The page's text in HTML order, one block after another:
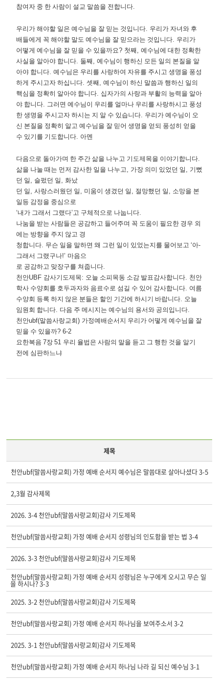
참여자 중 한 사람이 설교 말씀을 전합니다.
우리가 해야할 일은 예수님을 잘 믿는 것입니다. 우리가 자녀와 후
배들에게 꼭 해야할 말도 예수님을 잘 믿으라는 것입니다. 우리가
어떻게 예수님을 잘 믿을 수 있을까요? 첫째 ,예수님에 대한 정확한
사실을 알아야 합니다. 둘째 ,예수님이 행하신 모든 일의 본질을 알
아야 합니다.예수님은 우리를 사랑하여 자유를 주시고 생명을 풍성
하게 주시고자 하십니다.셋째 ,예수님이 하신 말씀과 행하신 일의
핵심을 정확히 알아야 합니다. 십자가의 사랑과 부활의 능력을 알아
야 합니다. 그러면 예수님이 우리를 얼마나 우리를 사랑하시고 풍성
한 생명을 주시고자 하시는 지 알 수 있습니다. 우리가 예수님이 오
신 본질을 정확히 알고 예수님을 잘 믿어 생명을 얻되 풍성히 얻을
수 있기를 기도합니다. 아멘
다음으로 돌아가며 한 주간 삶을 나누고 기도제목을 이야기합니다.
삶을 나눌 때는 먼저 감사한 일을 나누고, 가장 의미 있었던 일 , 기뻤
던 일 , 슬펐던 일 ,화났
던 일 ,사랑스러웠던 일 , 미움이 생겼던 일 , 절망했던 일 , 소망을 본
일등 감정을 중심으로
‘내가 그래서 그랬다’고 구체적으로 나눕니다.
나눔을 받는 사람들은 공감하고 들어주며 꼭 도움이 필요한 경우 외
에는 방향을 주지 않고 경
청합니다. 무슨 일을 말하면 왜 그런 일이 있었는지를 물어보고‘아-
그래서 그랬구나!’ 마음으
로 공감하고 맞장구를 쳐줍니다.
천안UBF 감사기도제목: 오늘 소피목동 소감 발표감사합니다. 천안
학사 수양회를 호두과자와 음료수로 섬길 수 있어 감사합니다. 여름
수양회 등록 하지 않은 분들은 할인 기간에 하시기 바랍니다. 오늘
임원회 합니다. 다음 주 메시지는 예수님의 용서와 공의입니다.
천안ubf(말씀사랑교회) 가정예배순서지 우리가 어떻게 예수님을 잘
믿을 수 있을까? 6-2
요한복음7장51 우리 율법은 사람의 말을 듣고 그 행한 것을 알기
전에 심판하느냐
제목
천안ubf(말씀사랑교회) 가정 예배 순서지 예수님은 말씀대로 살아나셨다 3-5
2,3월 감사제목
2026. 3-4 천안ubf(말씀사랑교회)감사 기도제목
천안ubf(말씀사랑교회) 가정 예배 순서지 성령님의 인도함을 받는 법 3-4
2026. 3-3 천안ubf(말씀사랑교회)감사 기도제목
천안ubf(말씀사랑교회) 가정 예배 순서지 성령님은 누구에게 오시고 무슨 일
을 하시나? 3-3
2025. 3-2 천안ubf(말씀사랑교회)감사 기도제목
천안ubf(말씀사랑교회) 가정 예배 순서지 하나님을 보여주소서 3-2
2025. 3-1 천안ubf(말씀사랑교회)감사 기도제목
천안ubf(말씀사랑교회) 가정 예배 순서지 하나님 나라 길 되신 예수님 3-1